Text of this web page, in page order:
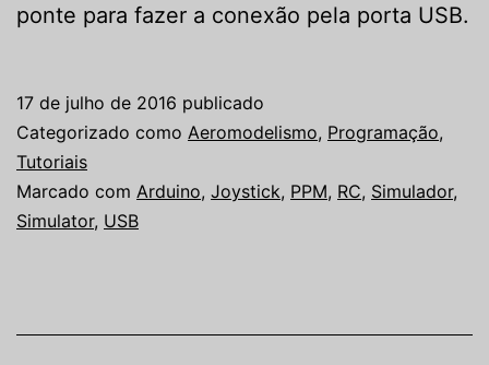
ponte para fazer a conexão pela porta USB.
17 de julho de 2016 publicado
Categorizado como Aeromodelismo, Programação,
Tutoriais
Marcado com Arduino, Joystick, PPM, RC, Simulador,
Simulator, USB